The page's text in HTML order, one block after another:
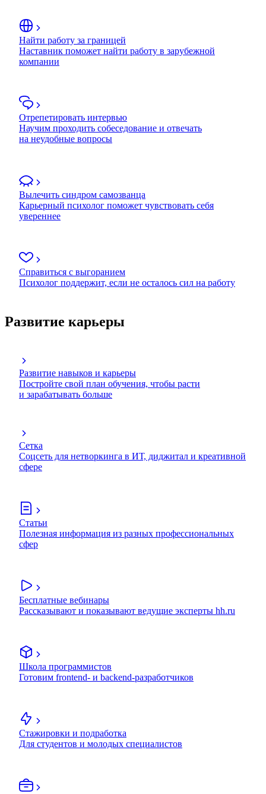
Найти работу за границей
Наставник поможет найти работу в зарубежной
компании
Отрепетировать интервью
Научим проходить собеседование и отвечать
на неудобные вопросы
Вылечить синдром самозванца
Карьерный психолог поможет чувствовать себя
увереннее
Справиться с выгоранием
Психолог поддержит, если не осталось сил на работу
Развитие карьеры
Развитие навыков и карьеры
Постройте свой план обучения, чтобы расти
и зарабатывать больше
Сетка
Соцсеть для нетворкинга в ИТ, диджитал и креативной
сфере
Статьи
Полезная информация из разных профессиональных
сфер
Бесплатные вебинары
Рассказывают и показывают ведущие эксперты hh.ru
Школа программистов
Готовим frontend- и backend-разработчиков
Стажировки и подработка
Для студентов и молодых специалистов